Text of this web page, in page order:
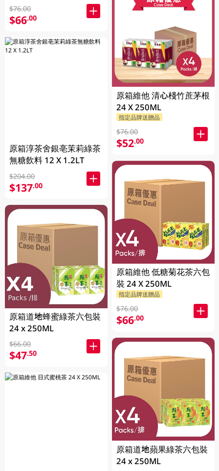
$76.00
$66.00
原箱淳茶舍銀亳茉莉綠茶
無糖飲料 12 X 1.2LT
$204.00
$137.00
原箱道地蜂蜜綠茶六包裝
24 x 250ML
$66.00
$47.50
原箱維他 清心棧竹蔗茅根
24 X 250ML
指定品牌送贈品
$76.00
$52.00
原箱維他 低糖菊花茶六包
裝 24 X 250ML
指定品牌送贈品
$76.00
$66.00
原箱道地蘋果綠茶六包裝
24 x 250ML